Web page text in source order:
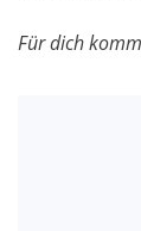
Für dich